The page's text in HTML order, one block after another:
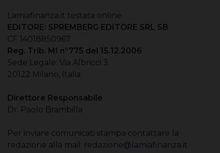
Lamiafinanza.it testata online
EDITORE: SPREMBERG EDITORE SRL SB
CF 14018850967
Reg. Trib. MI n°775 del 15.12.2006
Sede Legale: Via Albricci 3
20122 Milano, Italia
Direttore Responsabile
Dr. Paolo Brambilla
Per inviare comunicati stampa contattare la
redazione alla mail: redazione@lamiafinanza.it